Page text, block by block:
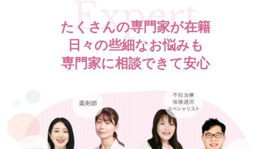
Expert
たくさんの専門家が在籍
日々の些細なお悩みも
専門家に相談できて安心